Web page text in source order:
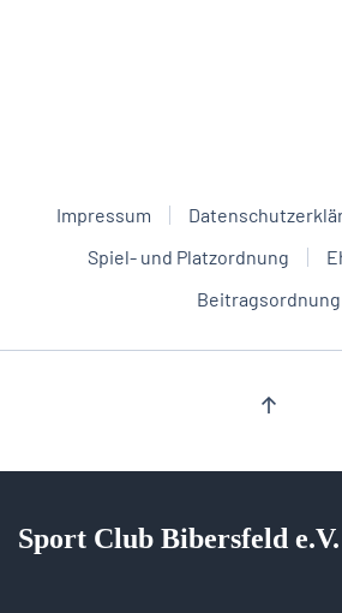
Impressum
Spiel- und Platzordnung
Beitragsordnung
Sport Club Bibersfeld e.V.